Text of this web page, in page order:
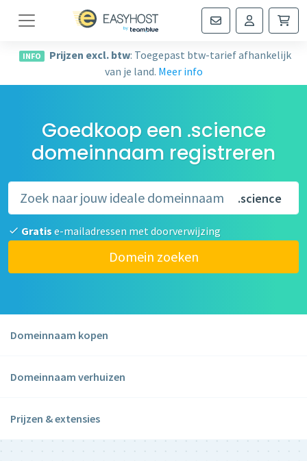
Navigatie
INFO Prijzen excl. btw: Toegepast btw-tarief afhankelijk
van je land. Meer info
Goedkoop een .science
domeinnaam registreren
.science
Gratise-mailadressen met doorverwijzing
Domein zoeken
Domeinnaam kopen
Domeinnaam verhuizen
Prijzen & extensies